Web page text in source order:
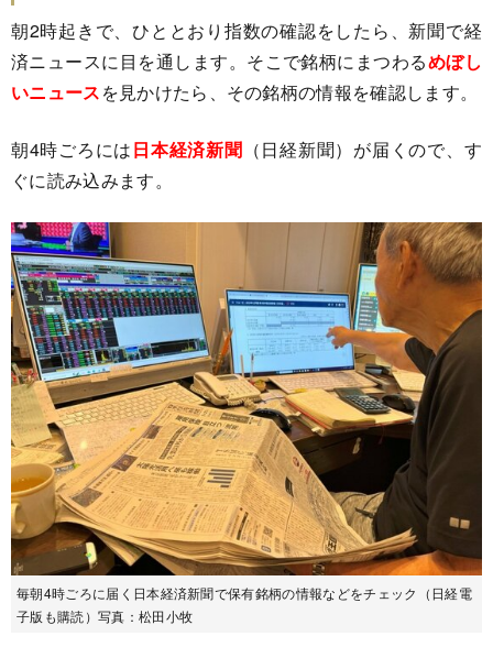
朝2時起きで、ひととおり指数の確認をしたら、新聞で経
済ニュースに目を通します。そこで銘柄にまつわるめぼし
いニュースを見かけたら、その銘柄の情報を確認します。
朝4時ごろには日本経済新聞 （日経新聞）が届くので、す
ぐに読み込みます。
毎朝4時ごろに届く日本経済新聞で保有銘柄の情報などをチェック（日経電
子版も購読）写真：松田小牧